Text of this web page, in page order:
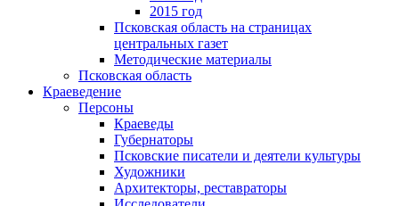
2015 год
Псковская область на страницах
центральных газет
Методические материалы
Псковская область
Краеведение
Персоны
Краеведы
Губернаторы
Псковские писатели и деятели культуры
Художники
Архитекторы, реставраторы